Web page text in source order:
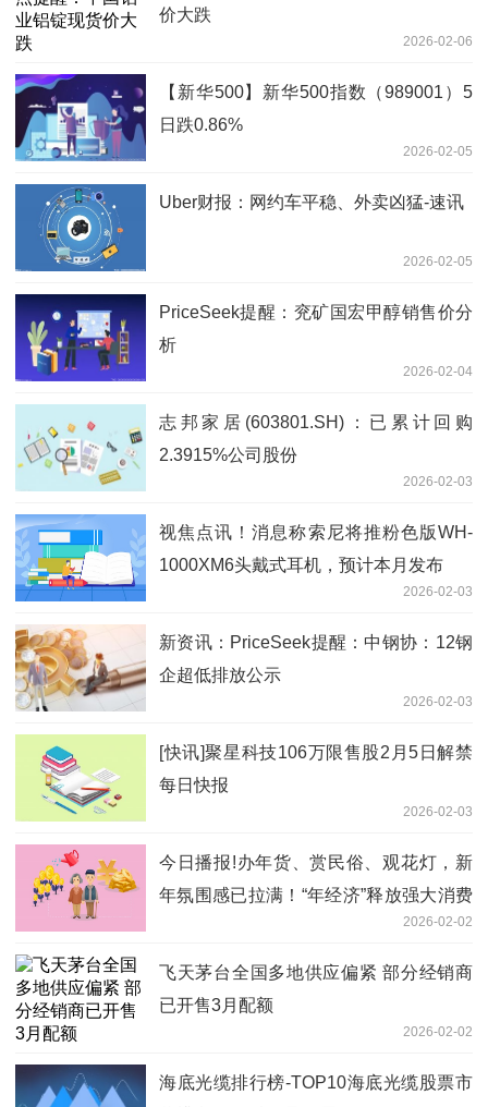
价大跌
2026-02-06
【新华500】新华500指数（989001）5
日跌0.86%
2026-02-05
Uber财报：网约车平稳、外卖凶猛-速讯
2026-02-05
PriceSeek提醒：兖矿国宏甲醇销售价分
析
2026-02-04
志邦家居(603801.SH)：已累计回购
2.3915%公司股份
2026-02-03
视焦点讯！消息称索尼将推粉色版WH-
1000XM6头戴式耳机，预计本月发布
2026-02-03
新资讯：PriceSeek提醒：中钢协：12钢
企超低排放公示
2026-02-03
[快讯]聚星科技106万限售股2月5日解禁
每日快报
2026-02-03
今日播报!办年货、赏民俗、观花灯，新
年氛围感已拉满！“年经济”释放强大消费
2026-02-02
飞天茅台全国多地供应偏紧 部分经销商
已开售3月配额
2026-02-02
海底光缆排行榜-TOP10海底光缆股票市